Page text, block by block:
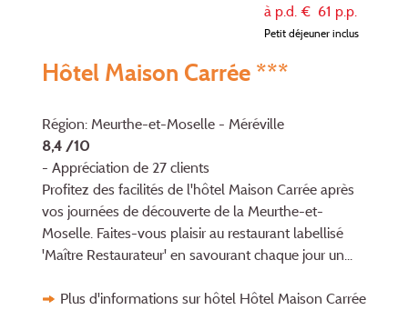
à p.d. € 61 p.p.
Petit déjeuner inclus
Hôtel Maison Carrée ***
Région: Meurthe-et-Moselle - Méréville
8,4 /10
- Appréciation de 27 clients
Profitez des facilités de l'hôtel Maison Carrée après
vos journées de découverte de la Meurthe-et-
Moselle. Faites-vous plaisir au restaurant labellisé
'Maître Restaurateur' en savourant chaque jour un...
Plus d'informations sur hôtel Hôtel Maison Carrée